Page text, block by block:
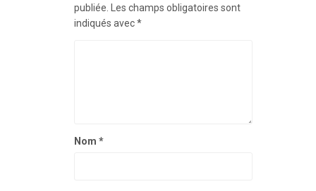
publiée.
Les champs obligatoires sont
indiqués avec*
Nom *